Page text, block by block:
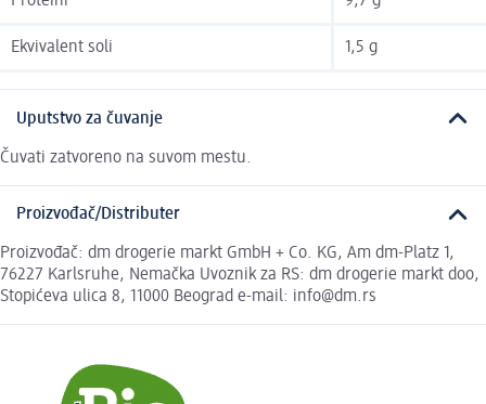
Ekvivalent soli 1,5 g
Uputstvo za čuvanje
Čuvati zatvoreno na suvom mestu.
Proizvođač/Distributer
Proizvođač: dm drogerie markt GmbH + Co. KG, Am dm-Platz 1,
76227 Karlsruhe, Nemačka Uvoznik za RS: dm drogerie markt doo,
Stopićeva ulica 8, 11000 Beograd e-mail: info@dm.rs